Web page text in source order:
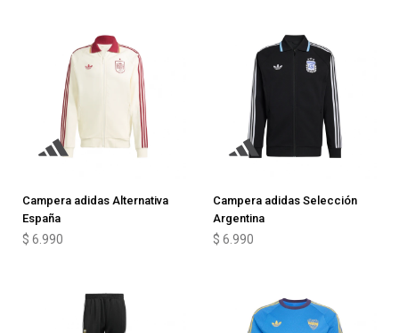
Campera adidas Alternativa
España
$ 6.990
Campera adidas Selección
Argentina
$ 6.990